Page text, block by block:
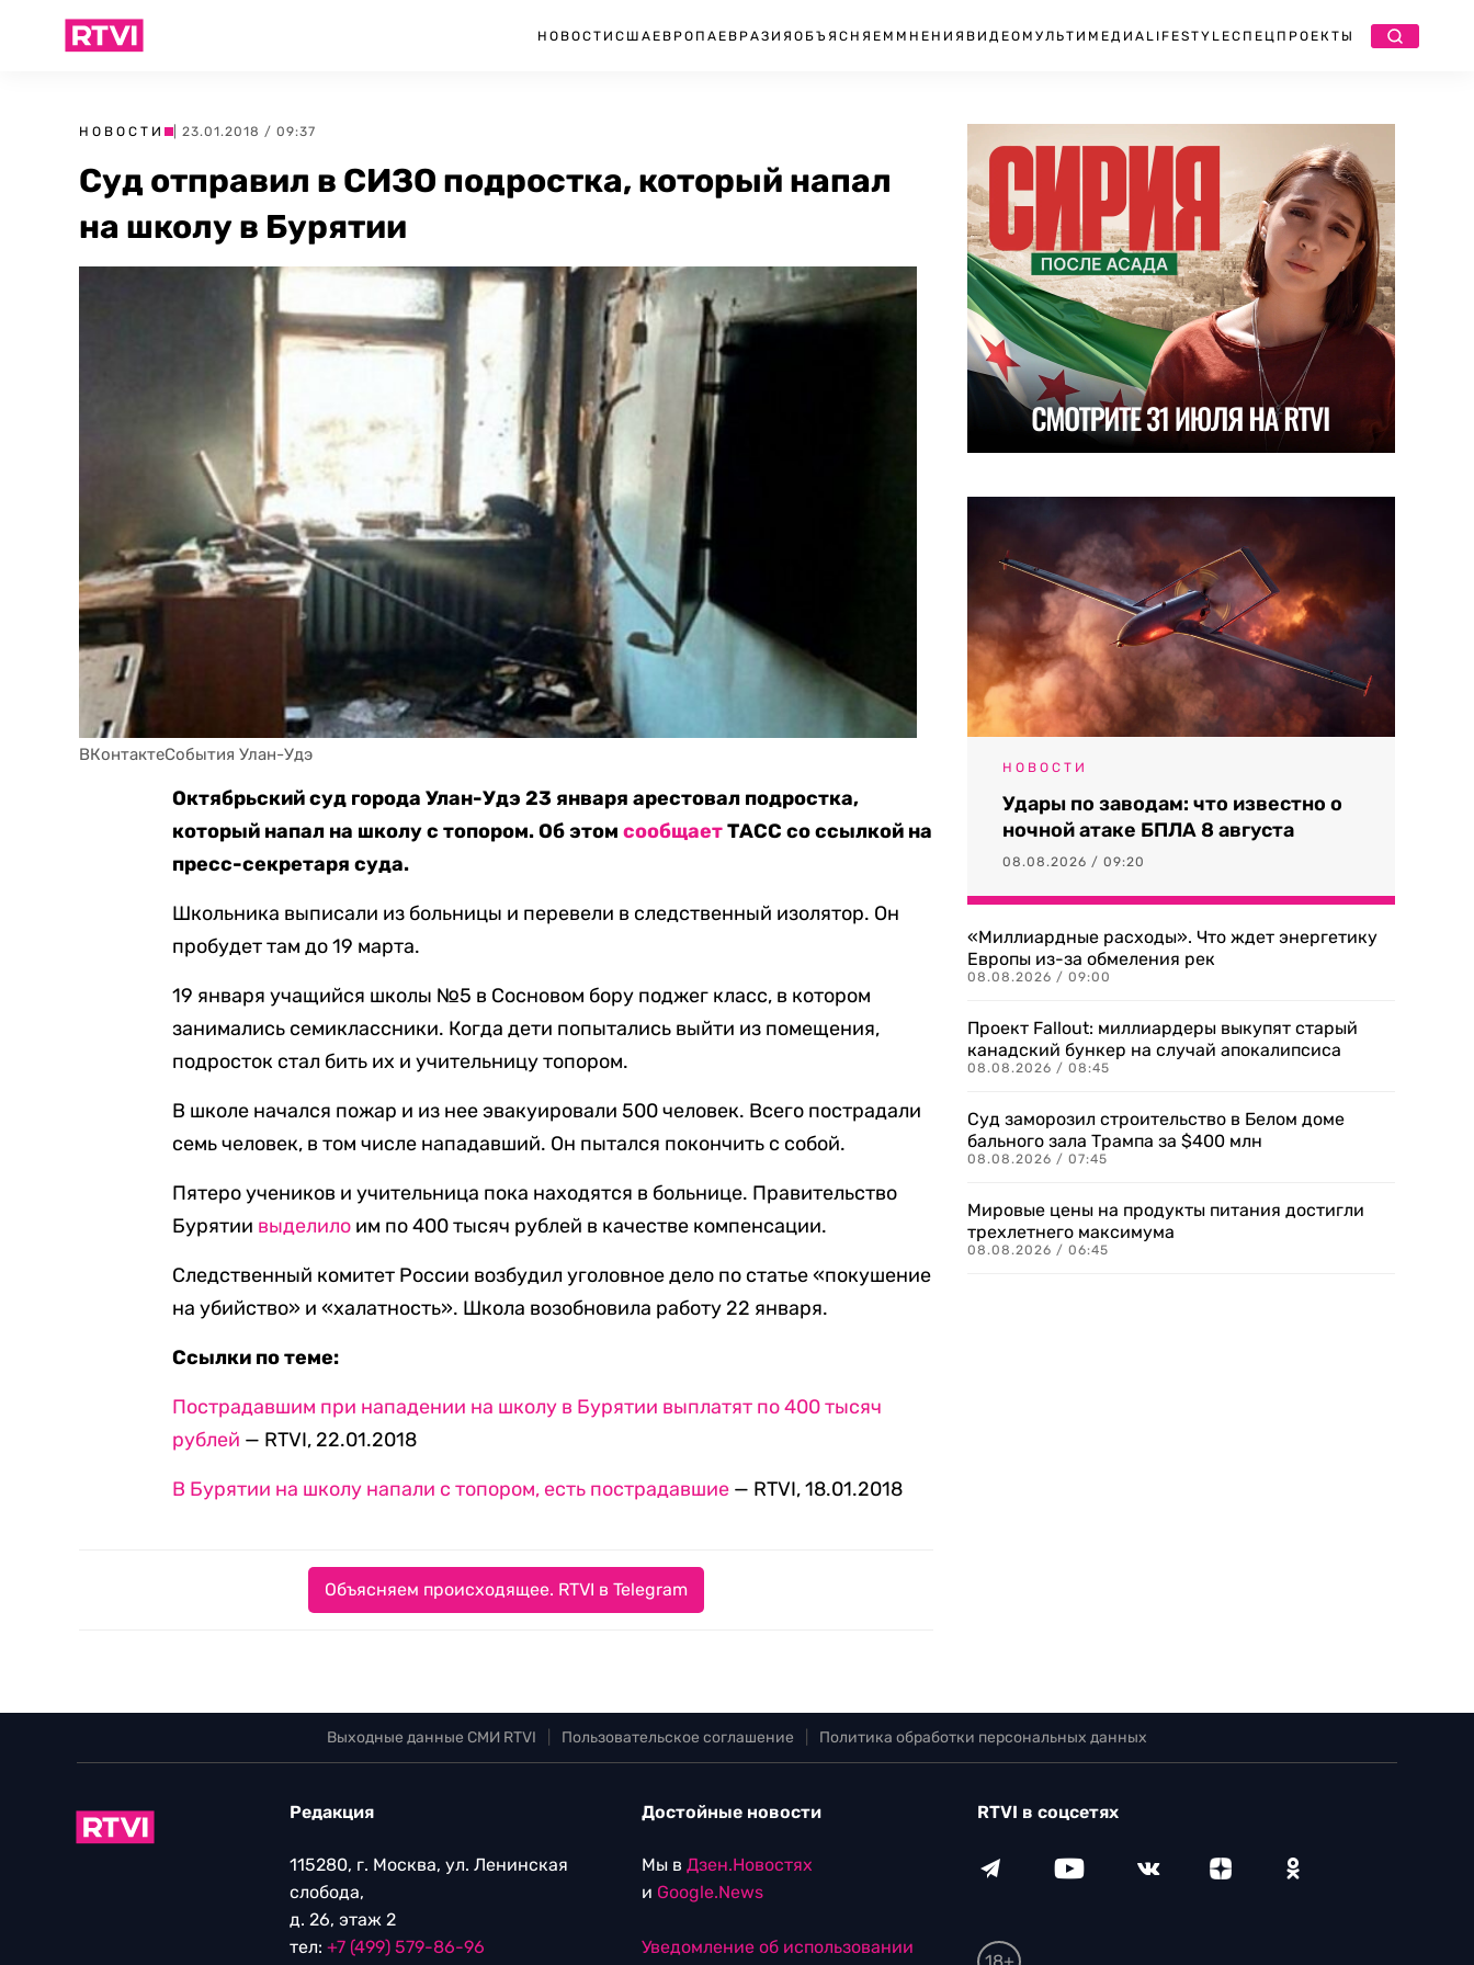
НОВОСТИ США ЕВРОПА ЕВРАЗИЯ ОБЪЯСНЯЕМ МНЕНИЯ ВИДЕО МУЛЬТИМЕДИА LIFESTYLEСПЕЦПРОЕКТЫ
НОВОСТИ | 23.01.2018 / 09:37
Суд отправил в СИЗО подростка, который напал
на школу в Бурятии
ВКонтактеСобытия Улан-Удэ
Октябрьский суд города Улан-Удэ 23 января арестовал подростка,
который напал на школу с топором. Об этомсообщаетТАСС со ссылкой на
пресс-секретаря суда.
Школьника выписали из больницы и перевели в следственный изолятор. Он
пробудет там до 19 марта.
19 января учащийся школы №5 в Сосновом бору поджег класс, в котором
занимались семиклассники. Когда дети попытались выйти из помещения,
подросток стал бить их и учительницу топором.
В школе начался пожар и из нее эвакуировали 500 человек. Всего пострадали
семь человек, в том числе нападавший. Он пытался покончить с собой.
Пятеро учеников и учительница пока находятся в больнице. Правительство
Бурятии выделило им по 400 тысяч рублей в качестве компенсации.
Следственный комитет России возбудил уголовное дело по статье «покушение
на убийство» и «халатность». Школа возобновила работу 22 января.
Ссылки по теме:
Пострадавшим при нападении на школу в Бурятии выплатят по 400 тысяч
рублей — RTVI, 22.01.2018
В Бурятии на школу напали с топором, есть пострадавшие — RTVI, 18.01.2018
Объясняем происходящее. RTVI в Telegram
НОВОСТИ
Удары по заводам: что известно о
ночной атаке БПЛА 8 августа
08.08.2026 / 09:20
«Миллиардные расходы». Что ждет энергетику
Европы из-за обмеления рек
08.08.2026 / 09:00
Проект Fallout: миллиардеры выкупят старый
канадский бункер на случай апокалипсиса
08.08.2026 / 08:45
Суд заморозил строительство в Белом доме
бального зала Трампа за $400 млн
08.08.2026 / 07:45
Мировые цены на продукты питания достигли
трехлетнего максимума
08.08.2026 / 06:45
Выходные данные СМИ RTVI Пользовательское соглашение Политика обработки персональных данных
Редакция
115280, г. Москва, ул. Ленинская
слобода,
д. 26, этаж 2
тел: +7 (499) 579-86-96
Достойные новости
Мы в Дзен.Новостях
и Google.News
Уведомление об использовании
RTVI в соцсетях